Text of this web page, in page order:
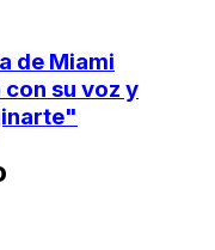
de Miami
su voz y